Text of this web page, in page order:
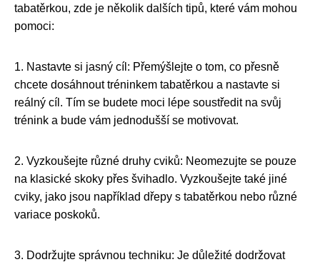
tabatěrkou, zde je několik dalších tipů, které vám mohou
pomoci:
1. Nastavte si jasný cíl: Přemýšlejte o tom, co přesně
chcete dosáhnout tréninkem tabatěrkou a nastavte si
reálný cíl. Tím se budete moci lépe soustředit na svůj
trénink a bude vám jednodušší se motivovat.
2. Vyzkoušejte různé druhy cviků: Neomezujte se pouze
na klasické skoky přes švihadlo. Vyzkoušejte také jiné
cviky, jako jsou například dřepy s tabatěrkou nebo různé
variace poskoků.
3. Dodržujte správnou techniku: Je důležité dodržovat